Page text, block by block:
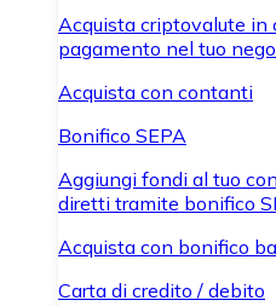
Acquista criptovalute in
pagamento nel tuo
Acquista con contanti
Bonifico SEPA
Aggiungi fondi al tuo
diretti tramite bonifico
Acquista con bonifico
Carta di credito / debito